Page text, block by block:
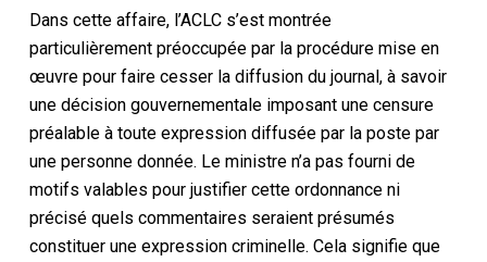
Dans cette affaire, l’ACLC s’est montrée
particulièrement préoccupée par la procédure mise en
œuvre pour faire cesser la diffusion du journal, à savoir
une décision gouvernementale imposant une censure
préalable à toute expression diffusée par la poste par
une personne donnée. Le ministre n’a pas fourni de
motifs valables pour justifier cette ordonnance ni
précisé quels commentaires seraient présumés
constituer une expression criminelle. Cela signifie que